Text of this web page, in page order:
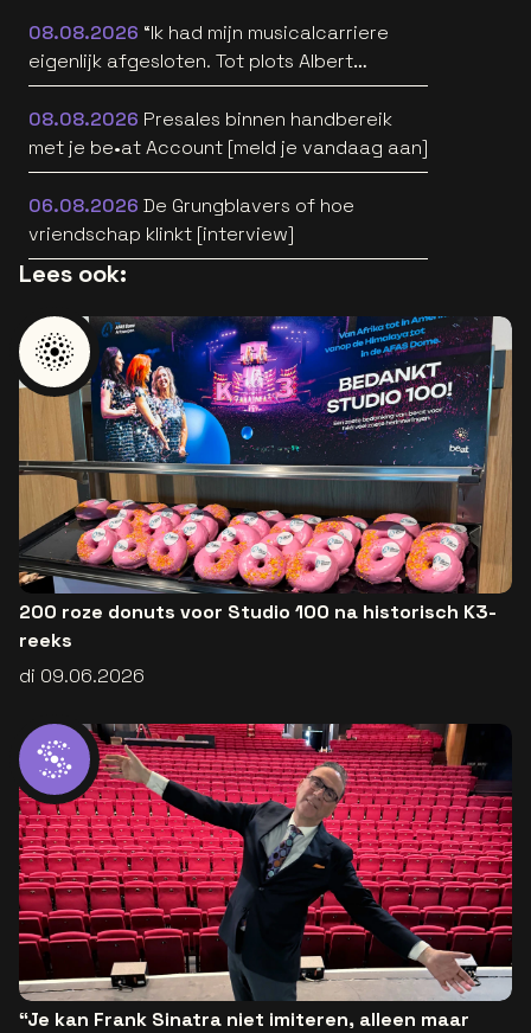
08.08.2026 “Ik had mijn musicalcarriere
eigenlijk afgesloten. Tot plots Albert
Verlinde belde” [interview]
08.08.2026 Presales binnen handbereik
met je be•at Account [meld je vandaag aan]
06.08.2026 De Grungblavers of hoe
vriendschap klinkt [interview]
Lees ook:
200 roze donuts voor Studio 100 na historisch K3-
reeks
di 09.06.2026
“Je kan Frank Sinatra niet imiteren, alleen maar